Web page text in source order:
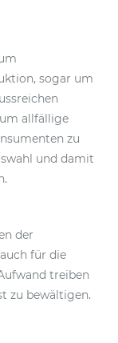
sogar um
allfällige
zu
und damit
der
für die
treiben
zu bewältigen.